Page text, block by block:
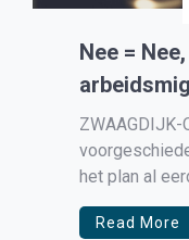
Nee =
ZWAAGDIJK-
het plan al
maar het
voormalige
Read More